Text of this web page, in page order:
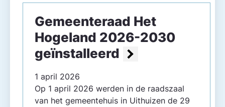
Gemeente­raad Het
Hogeland 2026-2030
geïnstalleerd
1 april 2026
Op 1 april 2026 werden in de raadszaal
van het gemeentehuis in Uithuizen de 29